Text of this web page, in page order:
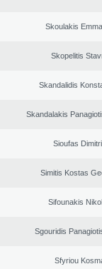
Skoulakis
Skopelitis
Skandalidis
Skandalakis
Sioufas
Simitis Kostas
Sifounakis
Sgouridis
Sfyriou